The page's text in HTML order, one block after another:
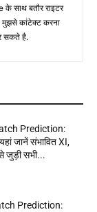
साथ बतौर राइटर
कांटेक्ट करना
सकते है.
Prediction:
जानें संभावित XI,
से जुड़ी सभी...
Prediction: